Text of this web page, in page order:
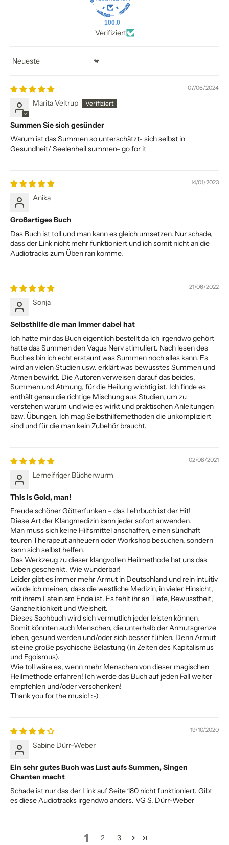
100.0
Verifiziert
Sort by
07/06/2024
Marita Veltrup
Summen Sie sich gesünder
Warum ist das Summen so unterschätzt- sich selbst in
Gesundheit/ Seelenheil summen- go for it
14/01/2023
Anika
Großartiges Buch
Das Buch ist toll und man kann es gleich umsetzen. Nur schade,
dass der Link nicht mehr funktioniert und ich somit nicht an die
Audiotracks zum Üben ran komme.
21/06/2022
Sonja
Selbsthilfe die man immer dabei hat
Ich hatte mir das Buch eigentlich bestellt da ich irgendwo gehört
hatte das Summen den Vagus Nerv stimuliert. Nach lesen des
Buches bin ich echt erstaunt was Summen noch alles kann. Es
wird an vielen Studien usw. erklärt was bewusstes Summen und
Atmen bewirkt. Die Autoren verweisen darauf das beides,
Summen und Atmung, für die Heilung wichtig ist. Ich finde es
enthält genau die richtige Mischung aus Studien, um zu
verstehen warum und wie es wirkt und praktischen Anleitungen
bzw. Übungen. Ich mag Selbsthilfemethoden die unkompliziert
sind und für die man kein Zubehör braucht.
02/08/2021
Lerneifriger Bücherwurm
This is Gold, man!
Freude schöner Götterfunken – das Lehrbuch ist der Hit!
Diese Art der Klangmedizin kann jeder sofort anwenden.
Man muss sich keine Hilfsmittel anschaffen, einen sündhaft
teuren Therapeut anheuern oder Workshop besuchen, sondern
kann sich selbst helfen.
Das Werkzeug zu dieser klangvollen Heilmethode hat uns das
Leben geschenkt. Wie wunderbar!
Leider gibt es immer mehr Armut in Deutschland und rein intuitiv
würde ich meinen, dass die westliche Medizin, in vieler Hinsicht,
mit ihrem Latein am Ende ist. Es fehlt ihr an Tiefe, Bewusstheit,
Ganzheitlichkeit und Weisheit.
Dieses Sachbuch wird sich vermutlich jeder leisten können.
Somit könnten auch Menschen, die unterhalb der Armutsgrenze
leben, gesund werden und/oder sich besser fühlen. Denn Armut
ist eine große psychische Belastung (in Zeiten des Kapitalismus
und Egoismus).
Wie toll wäre es, wenn mehr Menschen von dieser magischen
Heilmethode erfahren! Ich werde das Buch auf jeden Fall weiter
empfehlen und/oder verschenken!
Thank you for the music! :-)
19/10/2020
Sabine Dürr-Weber
Ein sehr gutes Buch was Lust aufs Summen, Singen
Chanten macht
Schade ist nur das der Link auf Seite 180 nicht funktioniert. Gibt
es diese Audiotracks irgendwo anders. VG S. Dürr-Weber
1 2 3